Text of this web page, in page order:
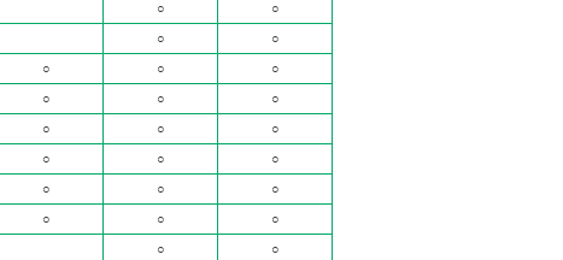
○ ○
○ ○
○ ○ ○
○ ○ ○
○ ○ ○
○ ○ ○
○ ○ ○
○ ○ ○
○ ○